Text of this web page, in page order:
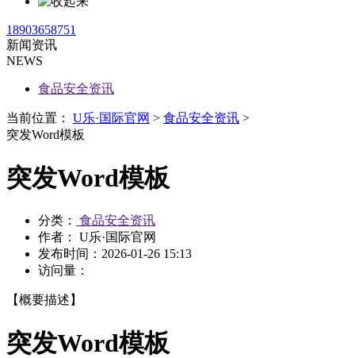
18903658751
新闻资讯
NEWS
食品安全资讯
当前位置： U乐·国际官网 > 食品安全资讯 >
突发Word模板
突发Word模板
分类：
食品安全资讯
作者： U乐·国际官网
发布时间： 2026-01-26 15:13
访问量：
【概要描述】
突发Word模板